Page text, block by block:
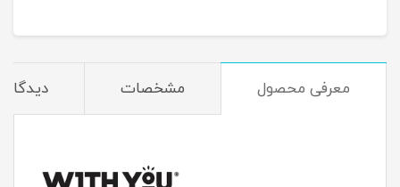
معرفی محصول مشخصات